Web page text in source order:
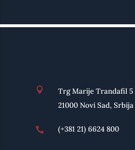

Trg Marije Trandafil 5
21000 Novi Sad, Srbija
 (+381 21) 6624 800